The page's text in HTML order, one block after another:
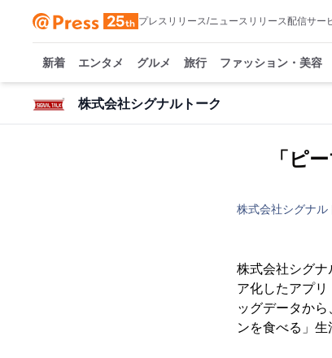
プレスリリース/ニュースリリース配信サー
新着 エンタメ グルメ 旅行 ファッション・美容
株式会社シグナルトーク
「ピ
株式会社シグナル
株式会社シグナ
ア化したアプ
ッグデータか
ンを食べる」